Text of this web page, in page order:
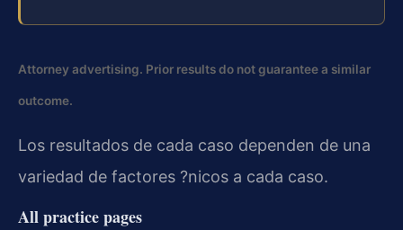
Attorney advertising. Prior results do not guarantee a similar
outcome.
Los resultados de cada caso dependen de una
variedad de factores ?nicos a cada caso.
All practice pages